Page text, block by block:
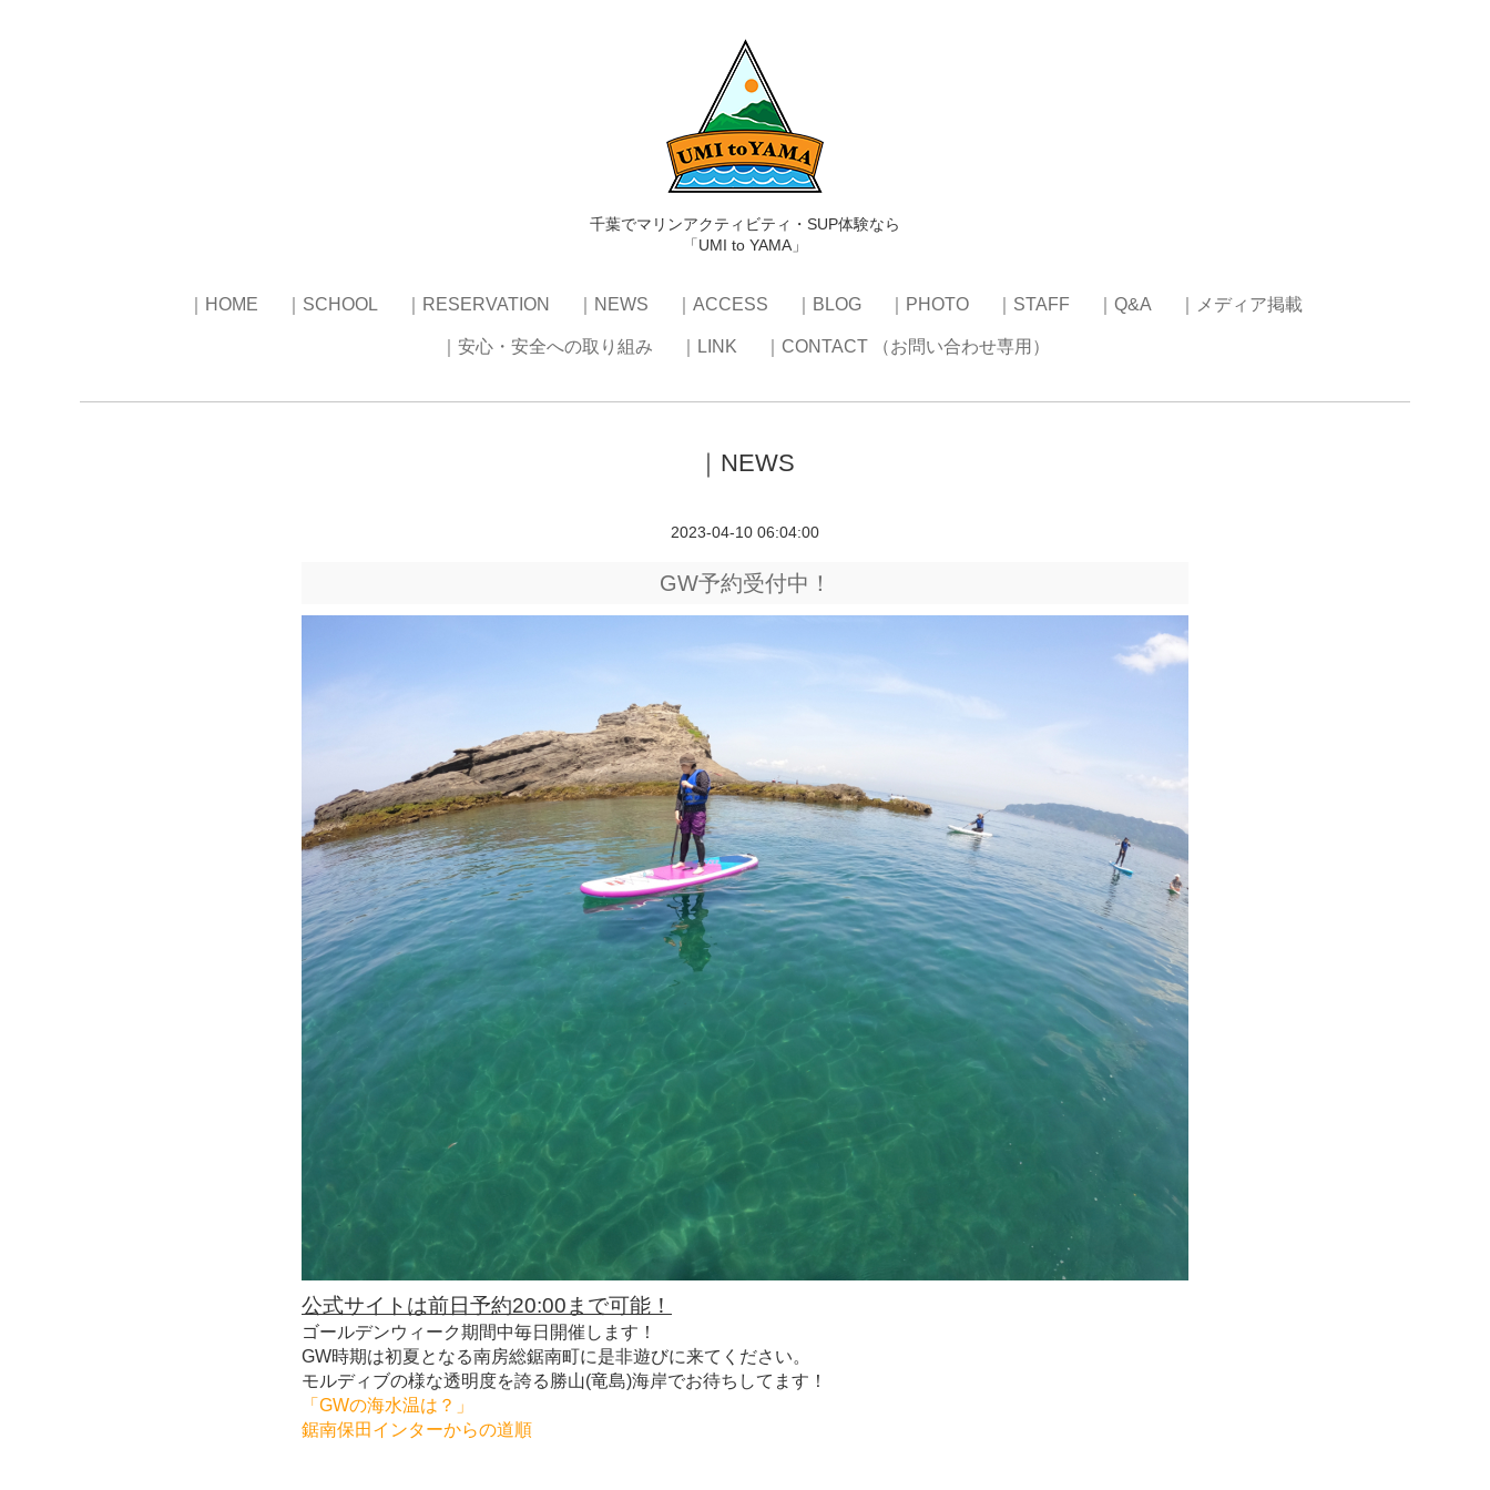
千葉でマリンアクティビティ・SUP体験なら
「UMI to YAMA」
｜HOME ｜SCHOOL ｜RESERVATION ｜NEWS ｜ACCESS ｜BLOG ｜PHOTO ｜STAFF ｜Q&A ｜メディア掲載
｜安心・安全への取り組み ｜LINK ｜CONTACT （お問い合わせ専用）
｜NEWS
2023-04-10 06:04:00
GW予約受付中！
公式サイトは前日予約20:00まで可能！
ゴールデンウィーク期間中毎日開催します！
GW時期は初夏となる南房総鋸南町に是非遊びに来てください。
モルディブの様な透明度を誇る勝山(竜島)海岸でお待ちしてます！
「GWの海水温は？」
鋸南保田インターからの道順